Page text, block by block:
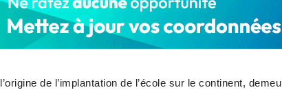
de l’implantation de l’école sur le continent,